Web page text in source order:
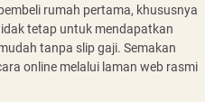
rumah pertama, khususnya
tetap untuk mendapatkan
tanpa slip gaji. Semakan
online melalui laman web rasmi